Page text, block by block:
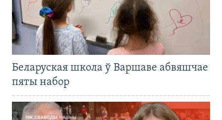
Беларуская школа ў Варшаве абвяшчае
пяты набор